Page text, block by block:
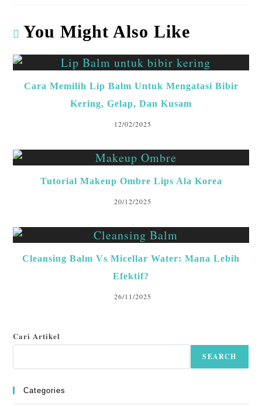
A
p
p
o
o
k
dI
n
ds bl
r
You Might Also Like
Cara Memilih Lip Balm Untuk Mengatasi Bibir
Kering, Gelap, Dan Kusam
12/02/2025
Tutorial Makeup Ombre Lips Ala Korea
20/12/2025
Cleansing Balm Vs Micellar Water: Mana Lebih
Efektif?
26/11/2025
Cari Artikel
SEARCH
Categories